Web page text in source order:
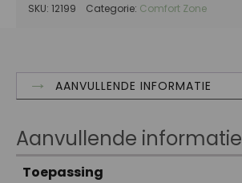
SKU: 12199 Categorie: Comfort Zone
AANVULLENDE INFORMATIE
Aanvullende informatie
Toepassing